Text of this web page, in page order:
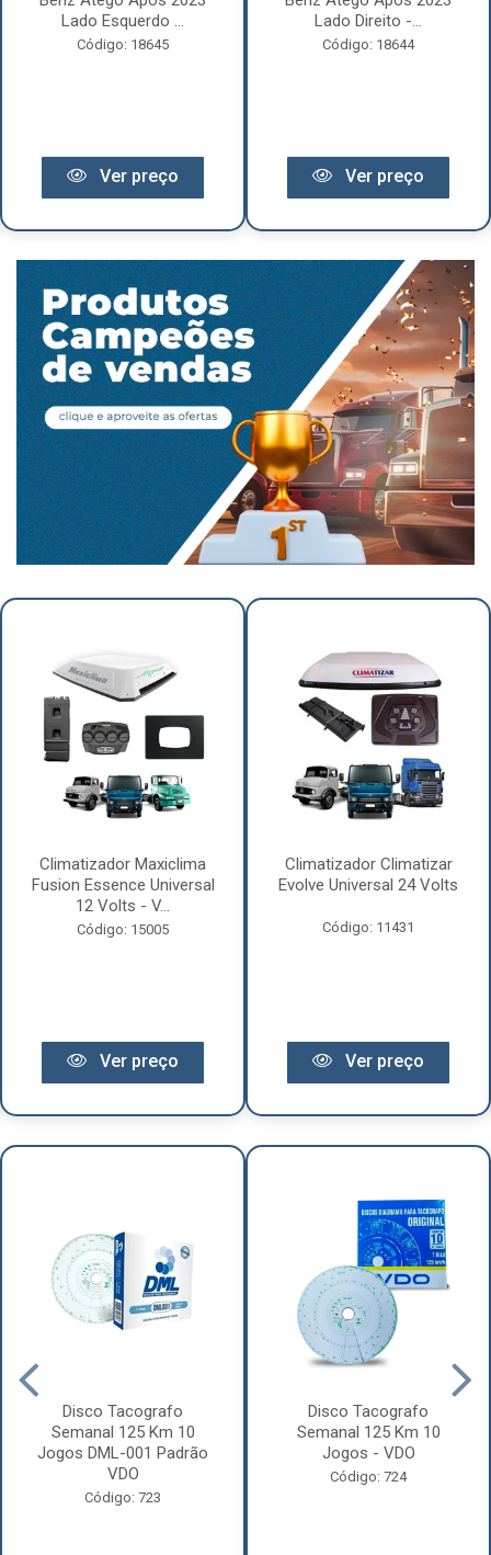
Lado Esquerdo ...
Código: 18645
Ver preço
Lado Direito -...
Código: 18644
Ver preço
Climatizador Maxiclima
Fusion Essence Universal
12 Volts - V...
Código: 15005
Ver preço
Climatizador Climatizar
Evolve Universal 24 Volts
Código: 11431
Ver preço
Disco Tacografo
Semanal 125 Km 10
Jogos DML-001 Padrão
VDO
Código: 723
Disco Tacografo
Semanal 125 Km 10
Jogos - VDO
Código: 724